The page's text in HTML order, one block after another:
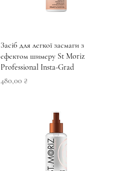
Швидкий перегляд
Засіб для легкої засмаги з
ефектом шимеру St Moriz
Professional Insta-Grad
Ціна
480,00 ₴